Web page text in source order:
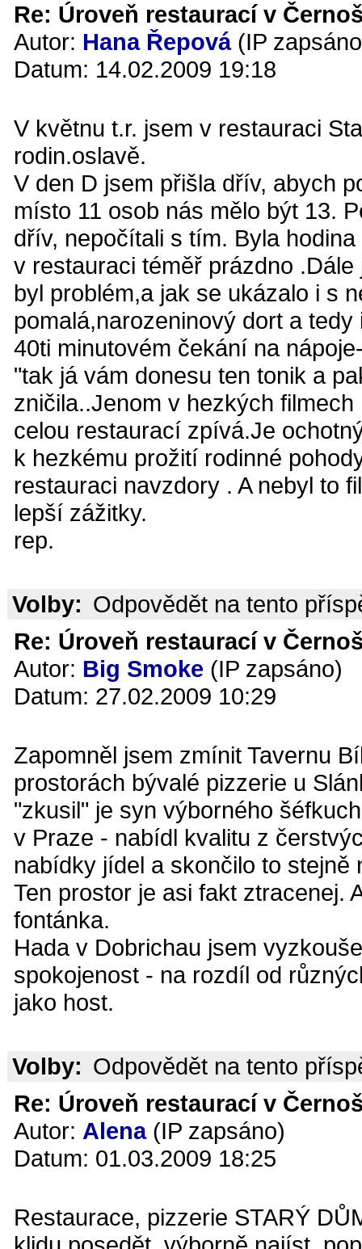
Re: Úroveň restaurací v
Autor: Hana Řepová(IP
Datum: 14.02.2009 19:18
V květnu t.r. jsem v restauraci
rodin.oslavě.
V den D jsem přišla dřív, abych
místo 11 osob nás mělo být 13.
dřív, nepočítali s tím. Byla
v restauraci téměř prázdno
byl problém,a jak se ukázalo i s
pomalá,narozeninový dort a
40ti minutovém čekání na
"tak já vám donesu ten tonik a
zničila..Jenom v hezkých
celou restaurací zpívá.Je
k hezkému prožití rodinné
restauraci navzdory . A nebyl to
lepší zážitky.
rep.
Volby: Odpovědět na tento
Re: Úroveň restaurací v
Autor: Big Smoke (IP zapsáno)
Datum: 27.02.2009 10:29
Zapomněl jsem zmínit Tavernu
prostorách bývalé pizzerie u
"zkusil" je syn výborného
v Praze - nabídl kvalitu z
nabídky jídel a skončilo to stejně
Ten prostor je asi fakt ztracenej.
fontánka.
Hada v Dobrichau jsem
spokojenost - na rozdíl od
jako host.
Volby: Odpovědět na tento
Re: Úroveň restaurací v
Autor: Alena(IP zapsáno)
Datum: 01.03.2009 18:25
Restaurace, pizzerie STARÝ